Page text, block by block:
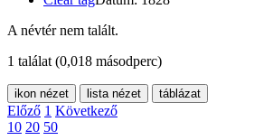
A névtér nem talált.
1 találat (0,018 másodperc)
ikon nézet lista nézet táblázat
Előző 1 Következő
10 20 50